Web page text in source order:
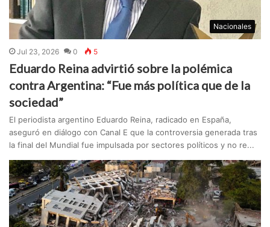
Nacionales
Jul 23, 2026 0 5
Eduardo Reina advirtió sobre la polémica
contra Argentina: “Fue más política que de la
sociedad”
El periodista argentino Eduardo Reina, radicado en España,
aseguró en diálogo con Canal E que la controversia generada tras
la final del Mundial fue impulsada por sectores políticos y no re...